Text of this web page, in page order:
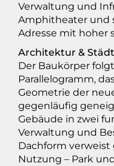
Verwaltung und
Amphitheater und
Adresse mit hoher
Architektur &
Der Baukörper
Parallelogramm,
Geometrie der
gegenläufig
Gebäude in zwei
Verwaltung und
Dachform verweist
Nutzung – Park